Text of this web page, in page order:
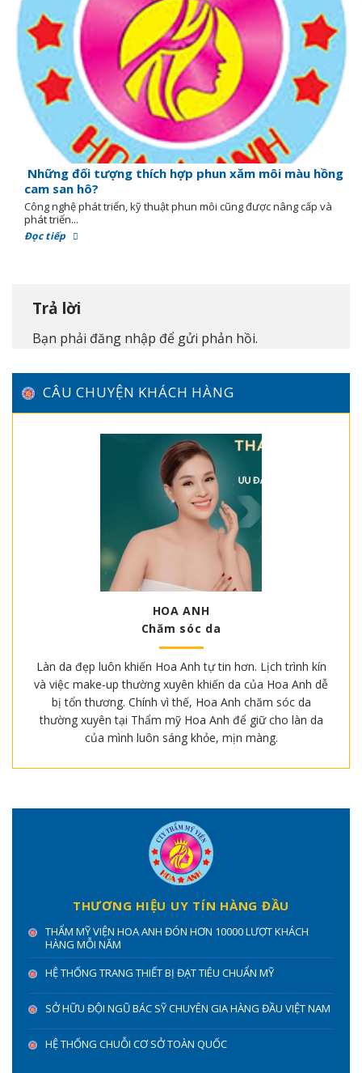
Những đối tượng thích hợp phun xăm môi màu hồng
cam san hô?
Công nghệ phát triển, kỹ thuật phun môi cũng được nâng cấp và
phát triển...
Đọc tiếp
Trả lời
Bạn phải đăng nhập để gửi phản hồi.
CÂU CHUYỆN KHÁCH HÀNG
HOA ANH
Chăm sóc da
Làn da đẹp luôn khiến Hoa Anh tự tin hơn. Lịch trình kín
và việc make-up thường xuyên khiến da của Hoa Anh dễ
bị tổn thương. Chính vì thế, Hoa Anh chăm sóc da
thường xuyên tại Thẩm mỹ Hoa Anh để giữ cho làn da
của mình luôn sáng khỏe, mịn màng.
THƯƠNG HIỆU UY TÍN HÀNG ĐẦU
THẨM MỸ VIỆN HOA ANH ĐÓN HƠN 10000 LƯỢT KHÁCH
HÀNG MỖI NĂM
HỆ THỐNG TRANG THIẾT BỊ ĐẠT TIÊU CHUẨN MỸ
SỞ HỮU ĐỘI NGŨ BÁC SỸ CHUYÊN GIA HÀNG ĐẦU VIỆT NAM
HỆ THỐNG CHUỖI CƠ SỞ TOÀN QUỐC